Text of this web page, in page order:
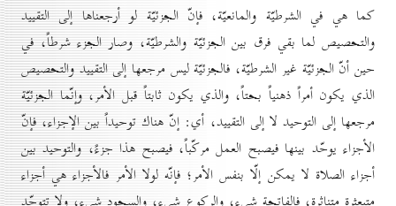
كما هي في الشرطيّة والمانعيّة، فإنّ الجزئيّة لو أرجعناها إلى التقييد
والتحصيص لما بقي فرق بين الجزئيّة والشرطيّة، وصار الجزء شرطاً، في
حين أنّ الجزئيّة غير الشرطيّة، فالجزئيّة ليس مرجعها إلى التقييد والتحصيص
الذي يكون أمراً ذهنياً بحتاً، والذي يكون ثابتاً قبل الأمر، وإنّما الجزئيّة
مرجعها إلى التوحيد لا إلى التقييد، أي: إنّ هناك توحيداً بين الإجزاء، فإنّ
الأجزاء يوحّد بينها فيصبح العمل مركّباً، فيصبح هذا جزءً، والتوحيد بين
أجزاء الصلاة لا يمكن إلّا بنفس الأمر؛ فإنّه لولا الأمر فالأجزاء هي أجزاء